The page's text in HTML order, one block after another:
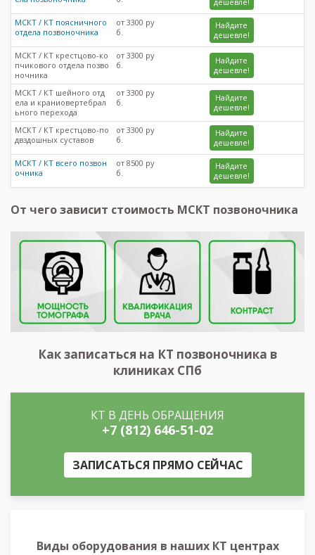
МСКТ / КТ поясничного
отдела позвоночника
от 3300 ру
б.
Найдите
дешевле!
МСКТ / КТ крестцово-ко
пчикового отдела позво
ночника
от 3300 ру
б.
Найдите
дешевле!
МСКТ / КТ шейного отд
ела и краниовертебрал
ьного перехода
от 3300 ру
б.
Найдите
дешевле!
МСКТ / КТ крестцово-по
двздошных суставов
от 3300 ру
б.
Найдите
дешевле!
МСКТ / КТ всего позвон
очника
от 8500 ру
б.
Найдите
дешевле!
От чего зависит стоимость МСКТ позвоночника
Как записаться на КТ позвоночника в
клиниках СПб
КТ В ДЕНЬ ОБРАЩЕНИЯ
+7 (812) 646-51-02
ЗАПИСАТЬСЯ ПРЯМО СЕЙЧАС
Виды оборудования в наших КТ центрах